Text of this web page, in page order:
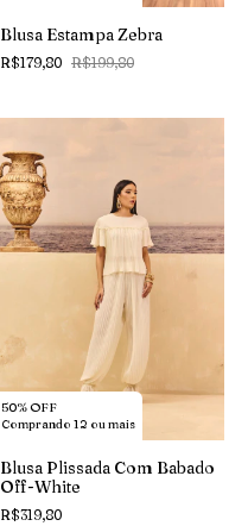
Blusa Estampa Zebra
R$179,80 R$199,80
50% OFF
Comprando 12 ou mais
Blusa Plissada Com Babado
Off-White
R$319,80